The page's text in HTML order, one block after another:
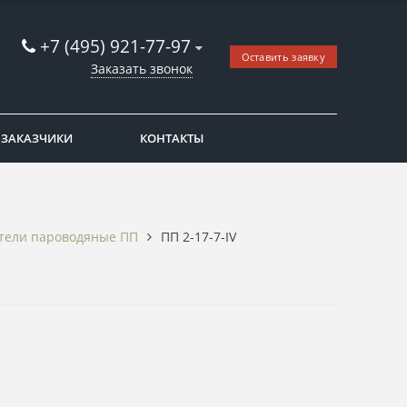
+7 (495) 921-77-97
Заказать звонок
Оставить заявку
КОНТАКТЫ
пароводяные ПП ПП 2-17-7-IV